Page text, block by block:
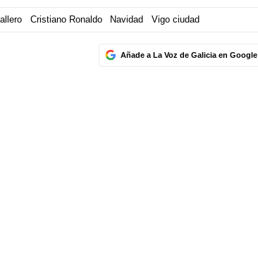
Cristiano Ronaldo Navidad Vigo ciudad
Añade a La Voz de Galicia en Google